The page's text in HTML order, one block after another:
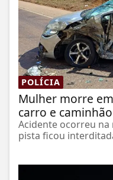
POLÍCIA
Mulher morre
carro e
Acidente ocorreu na
pista ficou